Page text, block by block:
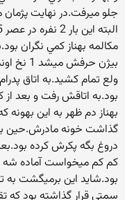
مكالمه بهناز كمي نگران
ولع تمام كشيد.به اتاق
بود.به اتاقش رفت و بعد
بهناز دم ظهر به اين
گذاشت خونه مادرش.حين
بود.شايد اين برميگشت به
سمتي قرار گذاشته بود كه